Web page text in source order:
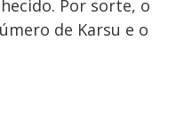
Por sorte, o
de Karsu e o